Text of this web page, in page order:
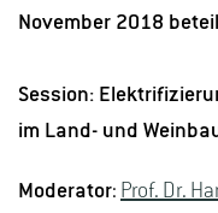
November 2018
Session:
im Land- und
Moderator: Prof. Dr.